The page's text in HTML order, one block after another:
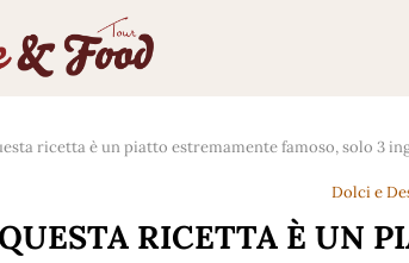
ricetta è un piatto estremamente famoso, solo 3
Dolci e
QUESTA RICETTA È UN